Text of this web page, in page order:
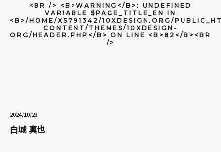
2024/10/23
白城 真也